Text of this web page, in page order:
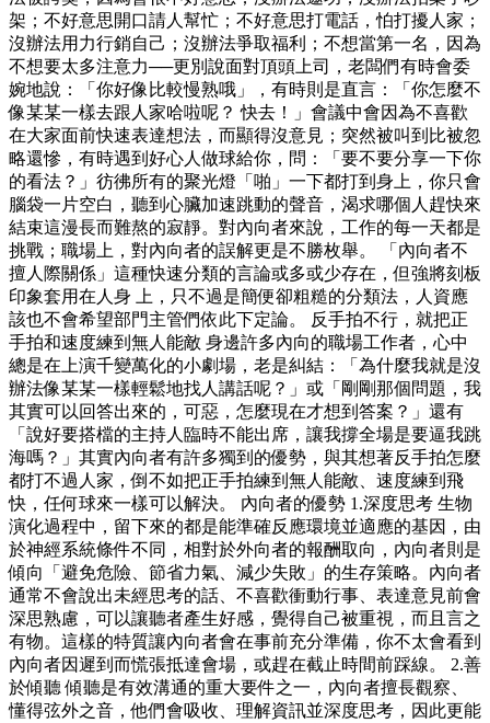
架；不好意思開口請人幫忙；不好意思打電話，怕打擾人家；
沒辦法用力行銷自己；沒辦法爭取福利；不想當第一名，因為
不想要太多注意力──更別說面對頂頭上司，老闆們有時會委
婉地說：「你好像比較慢熟哦」，有時則是直言：「你怎麼不
像某某一樣去跟人家哈啦呢？ 快去！」會議中會因為不喜歡
在大家面前快速表達想法，而顯得沒意見；突然被叫到比被忽
略還慘，有時遇到好心人做球給你，問：「要不要分享一下你
的看法？」彷彿所有的聚光燈「啪」一下都打到身上，你只會
腦袋一片空白，聽到心臟加速跳動的聲音，渴求哪個人趕快來
結束這漫長而難熬的寂靜。對內向者來說，工作的每一天都是
挑戰；職場上，對內向者的誤解更是不勝枚舉。 「內向者不
擅人際關係」這種快速分類的言論或多或少存在，但強將刻板
印象套用在人身 上，只不過是簡便卻粗糙的分類法，人資應
該也不會希望部門主管們依此下定論。 反手拍不行，就把正
手拍和速度練到無人能敵 身邊許多內向的職場工作者，心中
總是在上演千變萬化的小劇場，老是糾結：「為什麼我就是沒
辦法像某某一樣輕鬆地找人講話呢？」或「剛剛那個問題，我
其實可以回答出來的，可惡，怎麼現在才想到答案？」還有
「說好要搭檔的主持人臨時不能出席，讓我撐全場是要逼我跳
海嗎？」其實內向者有許多獨到的優勢，與其想著反手拍怎麼
都打不過人家，倒不如把正手拍練到無人能敵、速度練到飛
快，任何球來一樣可以解決。 內向者的優勢 1.深度思考 生物
演化過程中，留下來的都是能準確反應環境並適應的基因，由
於神經系統條件不同，相對於外向者的報酬取向，內向者則是
傾向「避免危險、節省力氣、減少失敗」的生存策略。內向者
通常不會說出未經思考的話、不喜歡衝動行事、表達意見前會
深思熟慮，可以讓聽者產生好感，覺得自己被重視，而且言之
有物。這樣的特質讓內向者會在事前充分準備，你不太會看到
內向者因遲到而慌張抵達會場，或趕在截止時間前踩線。 2.善
於傾聽 傾聽是有效溝通的重大要件之一，內向者擅長觀察、
懂得弦外之音，他們會吸收、理解資訊並深度思考，因此更能